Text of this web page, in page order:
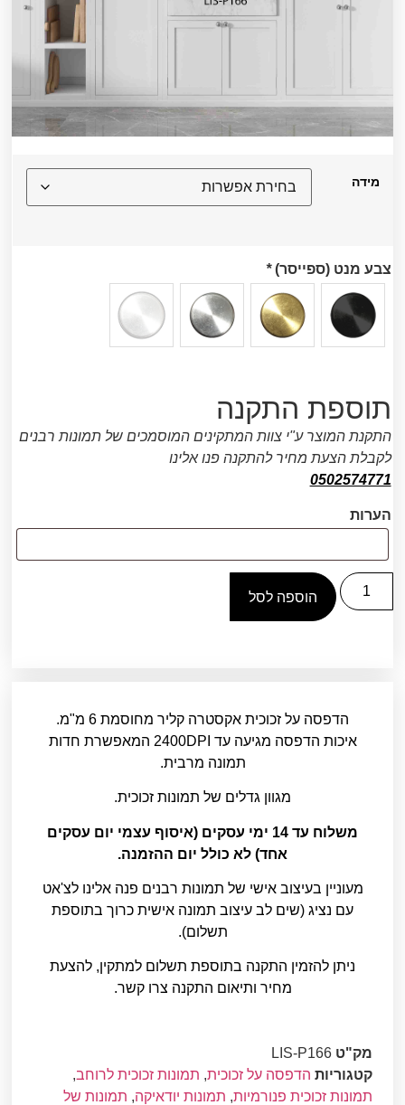
מידה
צבע מנט (ספייסר)*
תוספת התקנה
התקנת המוצר ע"י צוות המתקינים המוסמכים של תמונות רבנים
לקבלת הצעת מחיר להתקנה פנו אלינו
0502574771
הערות
הוספה לסל
הדפסה על זכוכית אקסטרה קליר מחוסמת 6 מ"מ.
איכות הדפסה מגיעה עד 2400DPI המאפשרת חדות
תמונה מרבית.
מגוון גדלים של תמונות זכוכית.
משלוח עד 14 ימי עסקים (איסוף עצמי יום עסקים
אחד) לא כולל יום ההזמנה.
מעוניין בעיצוב אישי של תמונות רבנים פנה אלינו לצ'אט
עם נציג (שים לב עיצוב תמונה אישית כרוך בתוספת
תשלום).
ניתן להזמין התקנה בתוספת תשלום למתקין, להצעת
מחיר ותיאום התקנה צרו קשר.
מק"טLIS-P166
קטגוריות הדפסה על זכוכית, תמונות זכוכית לרוחב,
תמונות זכוכית פנורמיות, תמונות יודאיקה, תמונות של